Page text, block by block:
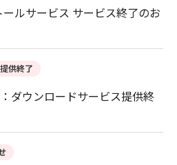
ルサービス サービス終了のお
供終了
ダウンロードサービス提供終